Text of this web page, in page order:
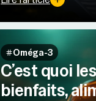
Oméga-3
C’est quoi
bienfaits,